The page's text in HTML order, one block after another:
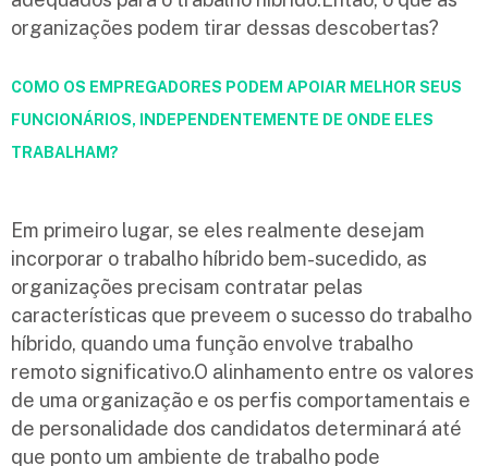
organizações podem tirar dessas descobertas?
COMO OS EMPREGADORES PODEM APOIAR MELHOR SEUS
FUNCIONÁRIOS, INDEPENDENTEMENTE DE ONDE ELES
TRABALHAM?
Em primeiro lugar, se eles realmente desejam
incorporar o trabalho híbrido bem-sucedido, as
organizações precisam contratar pelas
características que preveem o sucesso do trabalho
híbrido, quando uma função envolve trabalho
remoto significativo.O alinhamento entre os valores
de uma organização e os perfis comportamentais e
de personalidade dos candidatos determinará até
que ponto um ambiente de trabalho pode